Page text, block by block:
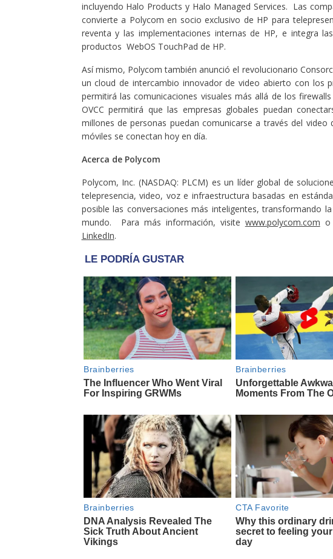
incluyendo Halo Products y Halo Managed Services. Las
convierte a Polycom en socio exclusivo de HP para
reventa y las implementaciones internas de HP, e integra
productos WebOS TouchPad de HP.
Así mismo, Polycom también anunció el revolucionario
un cloud de intercambio innovador de video abierto con los
permitirá las comunicaciones visuales más allá de los
OVCC permitirá que las empresas globales puedan
millones de personas puedan comunicarse a través del
móviles se conectan hoy en día.
Acerca de Polycom
Polycom, Inc. (NASDAQ: PLCM) es un líder global de
telepresencia, video, voz e infraestructura basadas en
posible las conversaciones más inteligentes, transformando
mundo. Para más información, visite www.polycom.com o
LinkedIn.